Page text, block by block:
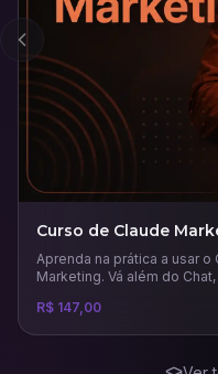
Curso de Claude
Aprenda na prática a usar
Marketing. Vá além do
R$ 147,00
Anterior